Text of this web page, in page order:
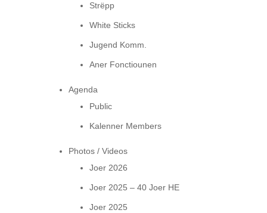
Strëpp
White Sticks
Jugend Komm.
Aner Fonctiounen
Agenda
Public
Kalenner Members
Photos / Videos
Joer 2026
Joer 2025 – 40 Joer HE
Joer 2025